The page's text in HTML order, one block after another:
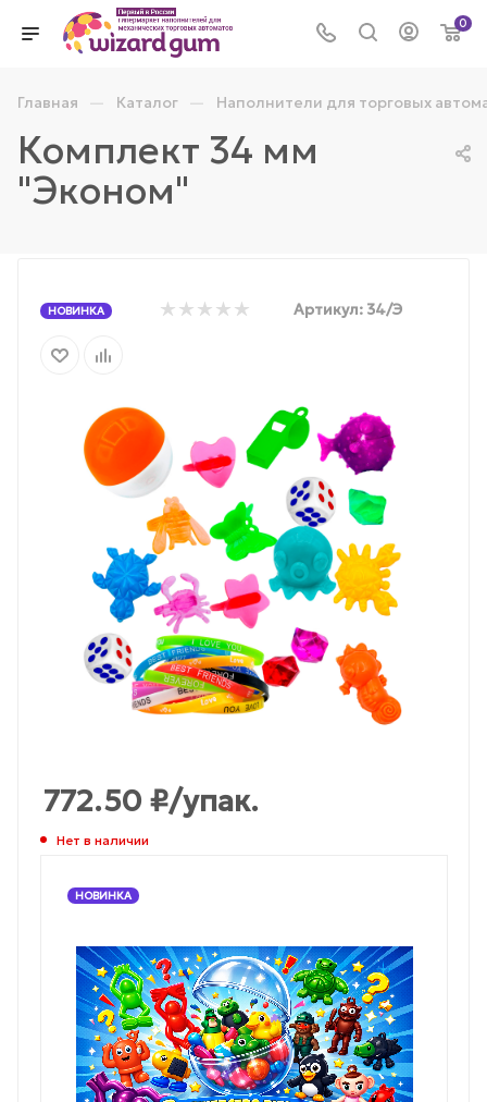
0
Главная — Каталог — Наполнители для торговых
Комплект 34 мм
"Эконом"
НОВИНКА Артикул: 34/Э
772.50 ₽/упак.
Нет в наличии
НОВИНКА